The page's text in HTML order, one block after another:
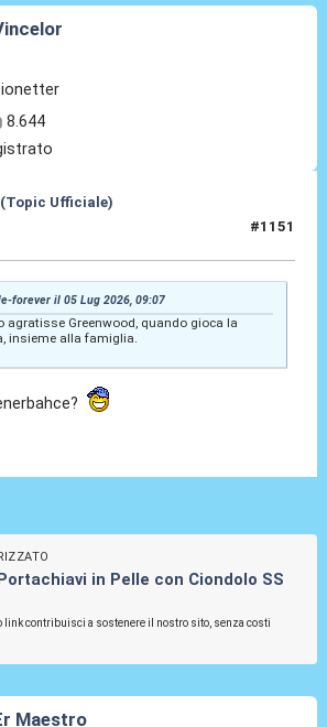
8.644
Ufficiale)
#1151
forever il 05 Lug 2026, 09:07
agratisse Greenwood, quando gioca la
insieme alla famiglia.
in Pelle con Ciondolo SS
contribuisci a sostenere il nostro sito, senza costi
Maestro